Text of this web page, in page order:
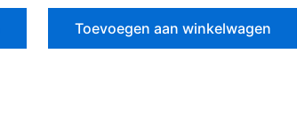
uit
Toevoegen aan winkelwagen